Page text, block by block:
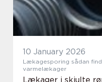
10 January 2026
Lækagesporing sådan finder du skjulte vand- og
varmelækager
Lækager i skjulte